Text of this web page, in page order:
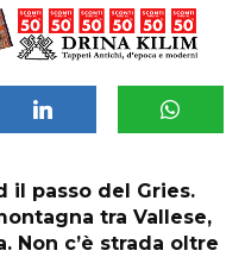
il passo del Gries.
tra Vallese,
Non c’è strada oltre